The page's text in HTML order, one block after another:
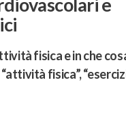
fisica e in che
fisica”,